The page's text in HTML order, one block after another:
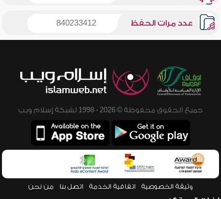
عدد مرات الحفظ 840233412
جميع الحقوق محفوظة © 2026 - 1998 لشبكة إسلام ويب
وثيقة الخصوصية اتفاقية الخدمة اتصل بنا من نحن